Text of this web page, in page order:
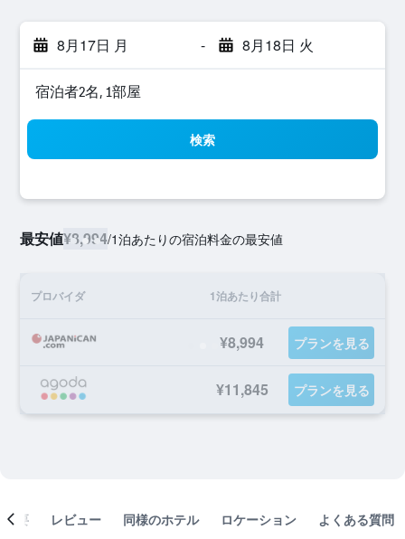
8月17日 月 - 8月18日 火
宿泊者2名, 1​部屋
検索
最安値¥8,994/1泊あたりの宿泊料金の最安値
プロバイダ 1泊あたり合計
¥8,994 プランを見る
¥11,845 プランを見る
概要 レビュー 同様のホテル ロケーション よくある質問